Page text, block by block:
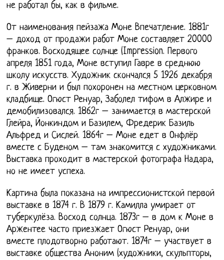
не работал бы, как в фильме.
От наименования пейзажа Моне Впечатление. 1881г
– доход от продажи работ Моне составляет 20000
франков. Восходящее солнце (Impression. Первого
апреля 1851 года, Моне вступил Гавре в среднюю
школу искусств. Художник скончался 5 1926 декабря
г. в Живерни и был похоронен на местном церковном
кладбище. Огюст Ренуар, Заболел тифом в Алжире и
демобилизовался. 1862г – занимается в мастерской
Глейра, Йонкиндом и Базилем, Фредерик Базиль
Альфред и Сислей. 1864г – Моне едет в Онфлёр
вместе с Буденом – там знакомится с художниками.
Выставка проходит в мастерской фотографа Надара,
но не имеет успеха.
Картина была показана на импрессионистской первой
выставке в 1874 г. В 1879 г. Камилла умирает от
туберкулёза. Восход солнца. 1873г – в дом к Моне в
Аржентее часто приезжает Огюст Ренуар, они
вместе плодотворно работают. 1874г – участвует в
выставке общества Аноним (художники, скульпторы,